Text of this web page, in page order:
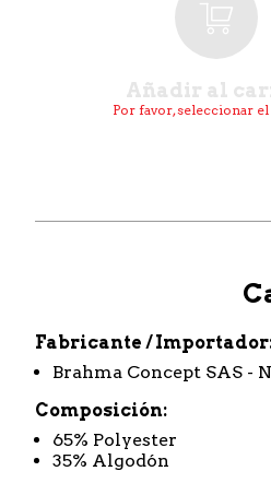
Añadir al
Por favor, seleccionar el
Fabricante / Importador
Brahma Concept SAS -
Composición
65% Polyester
35% Algodón